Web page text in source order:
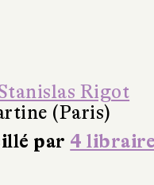
Rigot
(Paris)
par 4